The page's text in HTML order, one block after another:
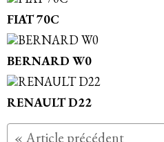
FIAT 70C
BERNARD W0
RENAULT D22